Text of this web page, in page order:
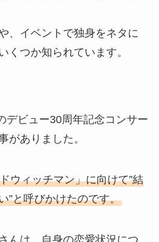
、イベントで独身をネタに
くつか知られています。
デビュー30周年記念コンサー
がありました。
ウィッチマン」に向けて”結
”と呼びかけたのです。
んは、自身の恋愛状況につ